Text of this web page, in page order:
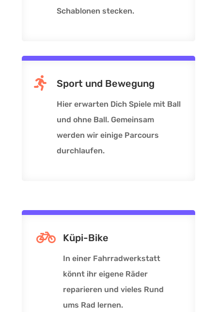
Schablonen stecken.
 Sport und Bewegung
Hier erwarten Dich Spiele mit Ball
und ohne Ball. Gemeinsam
werden wir einige Parcours
durchlaufen.
 Küpi-Bike
In einer Fahrradwerkstatt
könnt ihr eigene Räder
reparieren und vieles Rund
ums Rad lernen.